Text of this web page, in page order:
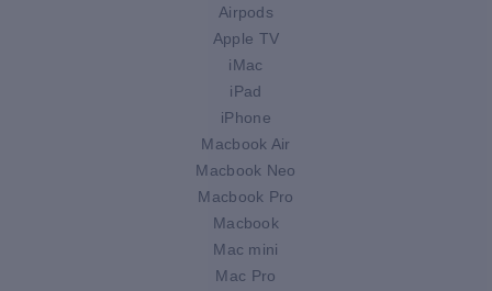
Airpods
Apple TV
iMac
iPad
iPhone
Macbook Air
Macbook Neo
Macbook Pro
Macbook
Mac mini
Mac Pro